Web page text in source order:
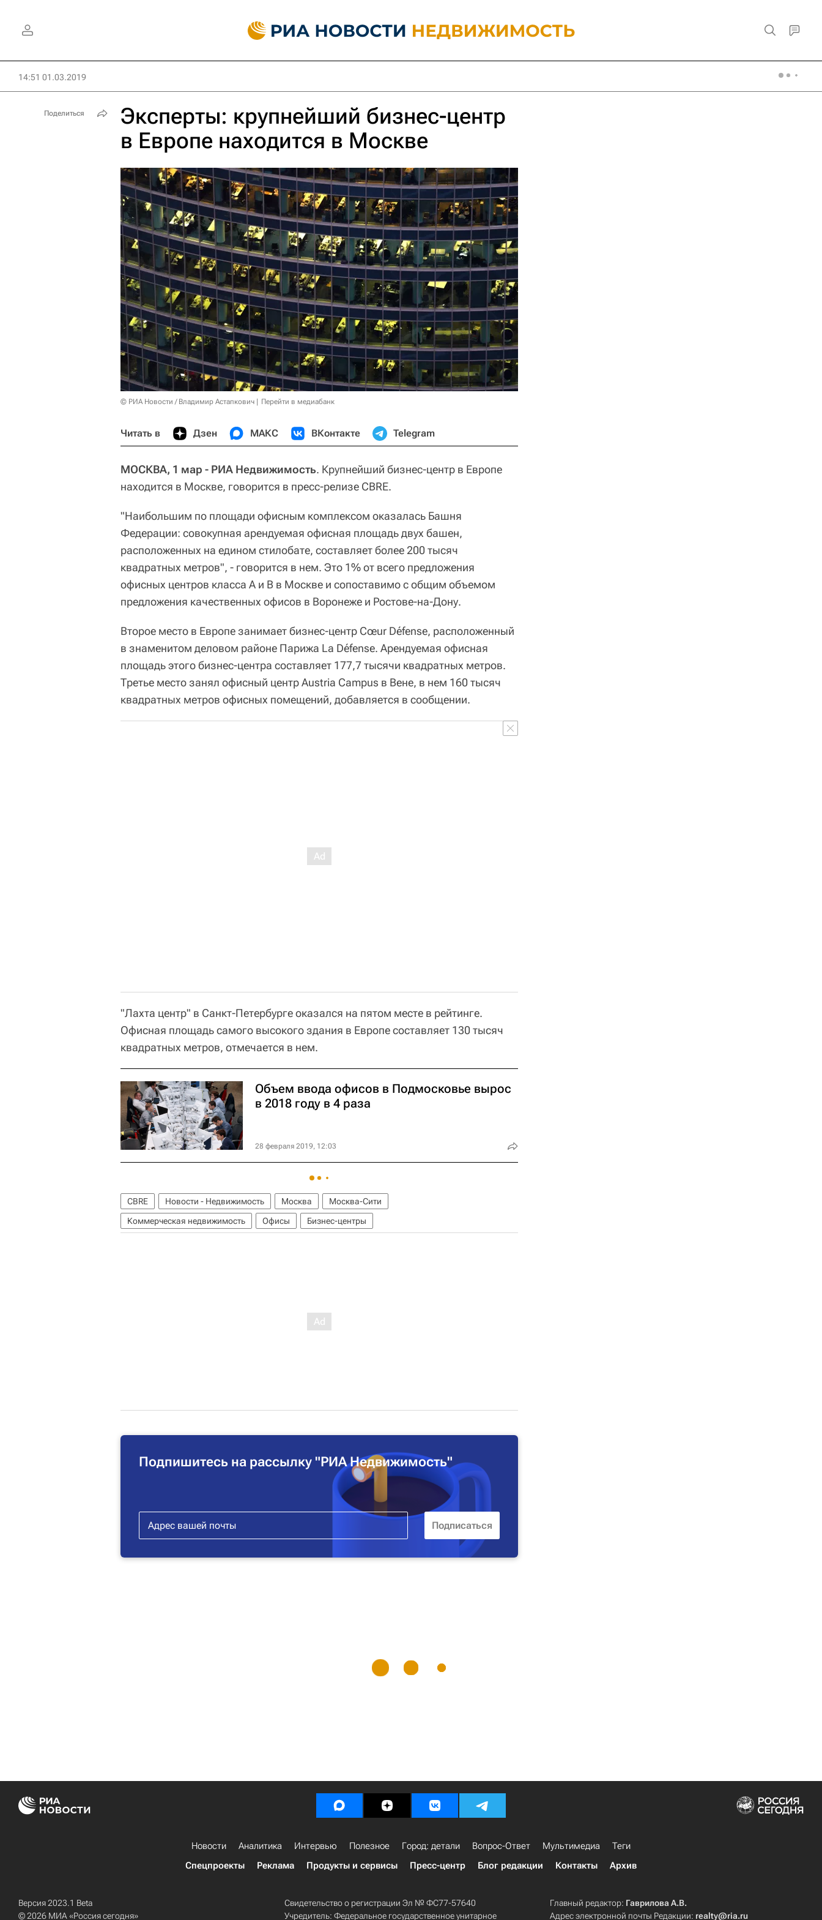
14:51 01.03.2019
Эксперты: крупнейший бизнес-центр
в Европе находится в Москве
© РИА Новости / Владимир Астапкович Перейти в медиабанк
Читать в Дзен МАКС ВКонтакте Telegram
МОСКВА, 1 мар - РИА Недвижимость. Крупнейший бизнес-центр в Европе
находится в Москве, говорится в пресс-релизе CBRE.
"Наибольшим по площади офисным комплексом оказалась Башня
Федерации: совокупная арендуемая офисная площадь двух башен,
расположенных на едином стилобате, составляет более 200 тысяч
квадратных метров", - говорится в нем. Это 1% от всего предложения
офисных центров класса А и B в Москве и сопоставимо с общим объемом
предложения качественных офисов в Воронеже и Ростове-на-Дону.
Второе место в Европе занимает бизнес-центр Cœur Défense, расположенный
в знаменитом деловом районе Парижа La Défense. Арендуемая офисная
площадь этого бизнес-центра составляет 177,7 тысячи квадратных метров.
Третье место занял офисный центр Austria Campus в Вене, в нем 160 тысяч
квадратных метров офисных помещений, добавляется в сообщении.
"Лахта центр" в Санкт-Петербурге оказался на пятом месте в рейтинге.
Офисная площадь самого высокого здания в Европе составляет 130 тысяч
квадратных метров, отмечается в нем.
Объем ввода офисов в Подмосковье вырос
в 2018 году в 4 раза
28 февраля 2019, 12:03
CBRE Новости - Недвижимость Москва
Москва-Сити
Коммерческая недвижимость
Офисы Бизнес-центры
Подпишитесь на рассылку "РИА Недвижимость"
Поделиться
Новости Аналитика Интервью Полезное Город: детали Вопрос-Ответ Мультимедиа
Теги
Спецпроекты
Реклама Продукты и сервисы Пресс-центр Блог редакции Контакты Архив
Версия 2023.1 Beta
© 2026 МИА «Россия сегодня»
Свидетельство о регистрации Эл № ФС77-57640
Учредитель: Федеральное государственное унитарное
Главный редактор: Гаврилова А.В.
Адрес электронной почты Редакции: realty@ria.ru